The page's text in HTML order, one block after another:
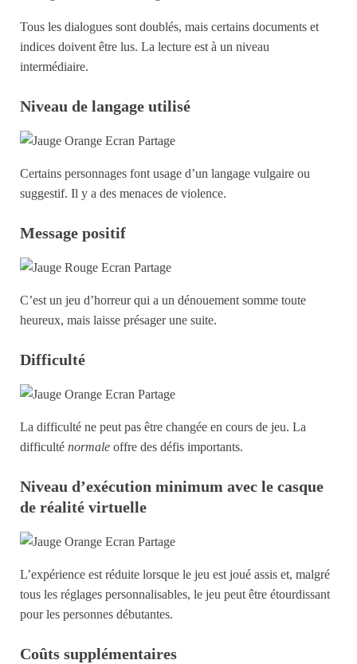
Tous les dialogues sont doublés, mais certains documents et
indices doivent être lus. La lecture est à un niveau
intermédiaire.
Niveau de langage utilisé
Certains personnages font usage d’un langage vulgaire ou
suggestif. Il y a des menaces de violence.
Message positif
C’est un jeu d’horreur qui a un dénouement somme toute
heureux, mais laisse présager une suite.
Difficulté
La difficulté ne peut pas être changée en cours de jeu. La
difficulté normale offre des défis importants.
Niveau d’exécution minimum avec le casque
de réalité virtuelle
L’expérience est réduite lorsque le jeu est joué assis et, malgré
tous les réglages personnalisables, le jeu peut être étourdissant
pour les personnes débutantes.
Coûts supplémentaires